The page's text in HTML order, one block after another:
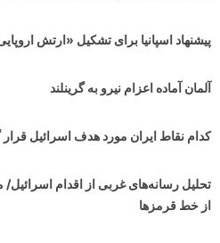
پیشنهاد اسپانیا برای تشکیل «ارتش
آلمان آماده اعزام نیرو به گرینلند
کدام نقاط ایران مورد هدف اسرائیل
تحلیل رسانه‌های غربی از اقدام اسرائیل/
از خط قرمزها